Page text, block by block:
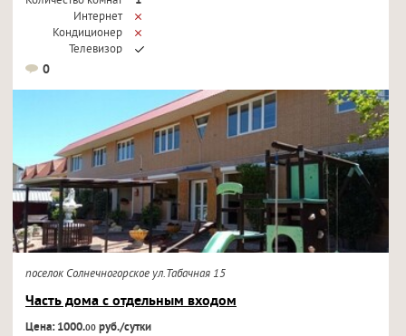
Интернет
Кондиционер
Телевизор
0
поселок Солнечногорское ул.Табачная 15
Часть дома с отдельным входом
Цена: 1000.00руб./сутки